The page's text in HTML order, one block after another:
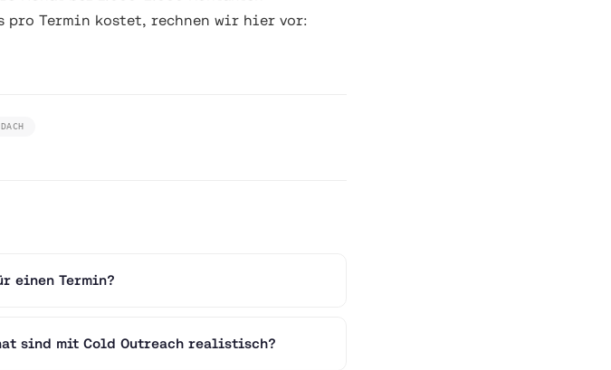
pro Termin kostet, rechnen wir hier vor:
DACH
einen Termin?
sind mit Cold Outreach realistisch?